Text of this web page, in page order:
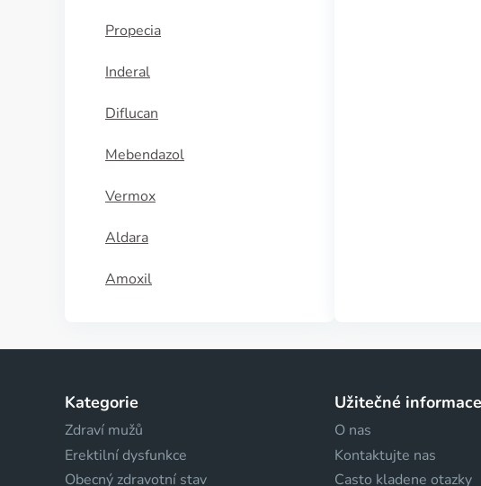
Propecia
Inderal
Diflucan
Mebendazol
Vermox
Aldara
Amoxil
Kategorie
Zdraví mužů
Erektilní dysfunkce
Obecný zdravotní stav
Užitečné informace
O nas
Kontaktujte nas
Casto kladene otazky